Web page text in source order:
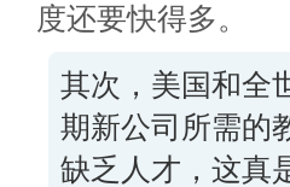
度还要快得多。
其次，美国和全
期新公司所需的
缺乏人才，这真